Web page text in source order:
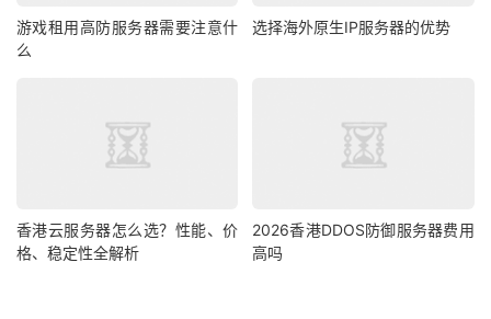
四、香港站群服务器：SEO优化与批量站点
首选
游戏租用高防服务器需要注意什
么
选择海外原生IP服务器的优势
香港云服务器怎么选？性能、价
格、稳定性全解析
2026香港DDOS防御服务器费用
高吗